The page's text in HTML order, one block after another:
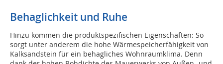
Behaglichkeit und Ruhe
Hinzu kommen die produktspezifischen Eigenschaften: So
sorgt unter anderem die hohe Wärmespeicherfähigkeit von
Kalksandstein für ein behagliches Wohnraumklima. Denn